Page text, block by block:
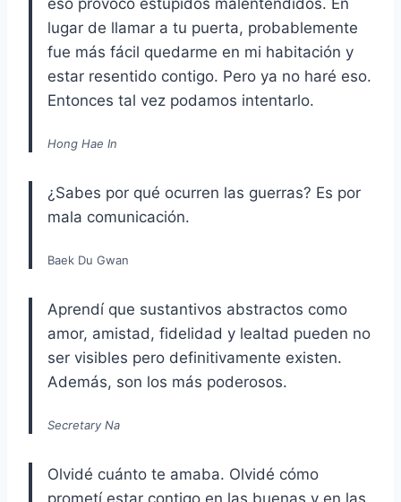
lugar de llamar a tu puerta, probablemente
fue más fácil quedarme en mi habitación y
estar resentido contigo. Pero ya no haré eso.
Entonces tal vez podamos intentarlo.
Hong Hae In
¿Sabes por qué ocurren las guerras? Es por
mala comunicación.
Baek Du Gwan
Aprendí que sustantivos abstractos como
amor, amistad, fidelidad y lealtad pueden no
ser visibles pero definitivamente existen.
Además, son los más poderosos.
Secretary Na
Olvidé cuánto te amaba. Olvidé cómo
prometí estar contigo en las buenas y en las